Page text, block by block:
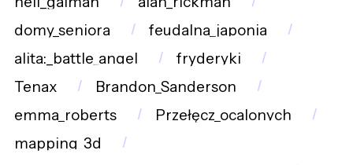
domy_seniora
feudalna_japonia
alita:_battle_angel
fryderyki
Tenax
Brandon_Sanderson
emma_roberts
Przełęcz_ocalonych
mapping_3d